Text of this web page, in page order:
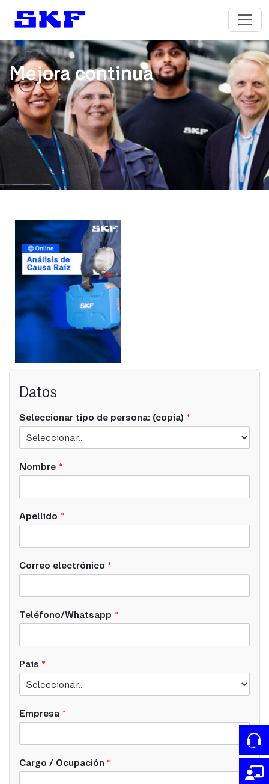
Mejora continua
Datos
Seleccionar tipo de persona: (copia) *
Nombre *
Apellido *
Correo electrónico *
Teléfono/Whatsapp *
País *
Empresa *
Cargo / Ocupación *